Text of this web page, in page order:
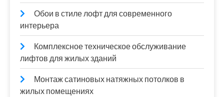
Обои в стиле лофт для современного
интерьера
Комплексное техническое обслуживание
лифтов для жилых зданий
Монтаж сатиновых натяжных потолков в
жилых помещениях